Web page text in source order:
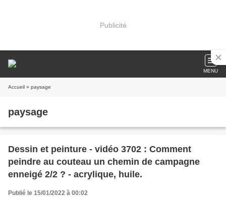
Publicité
MENU
Accueil » paysage
paysage
Dessin et peinture - vidéo 3702 : Comment
peindre au couteau un chemin de campagne
enneigé 2/2 ? - acrylique, huile.
Publié le 15/01/2022 à 00:02